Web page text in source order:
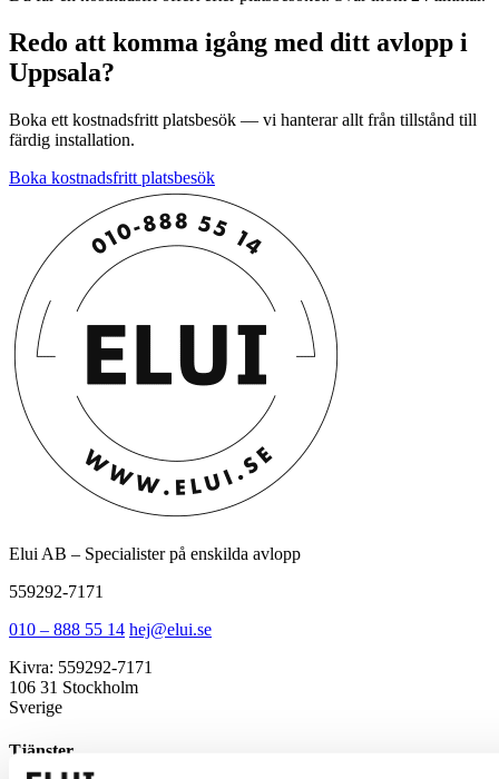
Redo att komma igång med ditt avlopp i
Uppsala?
Boka ett kostnadsfritt platsbesök — vi hanterar allt från tillstånd till
färdig installation.
Boka kostnadsfritt platsbesök
Elui AB – Specialister på enskilda avlopp
559292-7171
010 – 888 55 14 hej@elui.se
Kivra: 559292-7171
106 31 Stockholm
Sverige
Tjänster